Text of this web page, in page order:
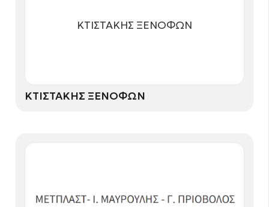
ΚΤΙΣΤΑΚΗΣ ΞΕΝΟΦΩΝ
ΚΤΙΣΤΑΚΗΣ ΞΕΝΟΦΩΝ